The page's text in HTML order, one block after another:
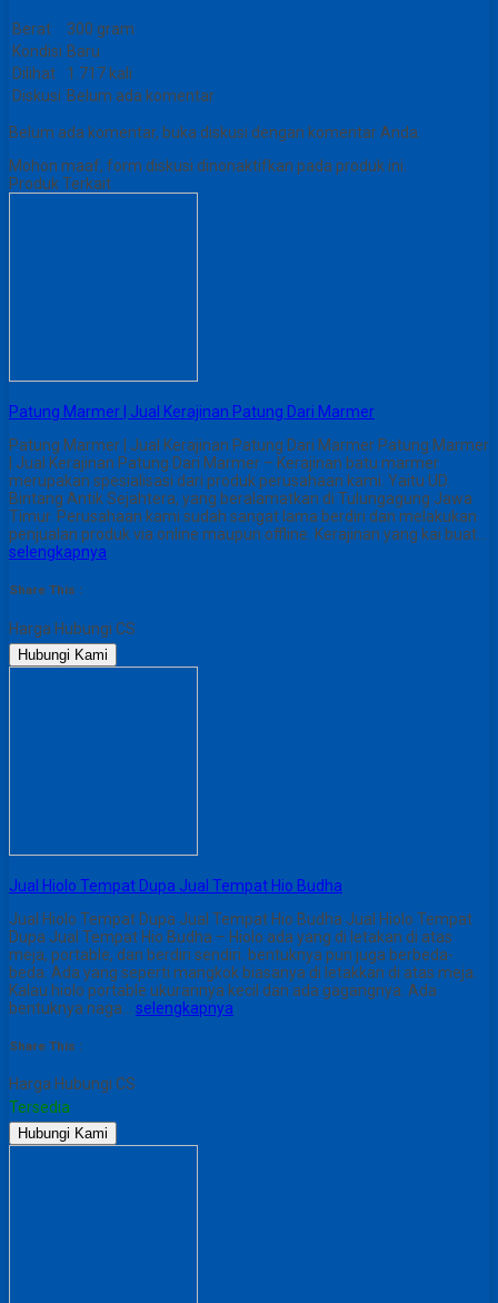
Berat
300 gram
Kondisi Baru
Dilihat
1.717 kali
Diskusi Belum ada komentar
Belum ada komentar, buka diskusi dengan komentar Anda.
Mohon maaf, form diskusi dinonaktifkan pada produk ini.
Produk Terkait
Patung Marmer | Jual Kerajinan Patung Dari Marmer
Patung Marmer | Jual Kerajinan Patung Dari Marmer Patung Marmer
| Jual Kerajinan Patung Dari Marmer – Kerajinan batu marmer
merupakan spesialisasi dari produk perusahaan kami. Yaitu UD.
Bintang Antik Sejahtera, yang beralamatkan di Tulungagung Jawa
Timur. Perusahaan kami sudah sangat lama berdiri dan melakukan
penjualan produk via online maupun offline. Kerajinan yang kai buat…
selengkapnya
Share This :
Harga Hubungi CS
Hubungi Kami
Jual Hiolo Tempat Dupa Jual Tempat Hio Budha
Jual Hiolo Tempat Dupa Jual Tempat Hio Budha Jual Hiolo Tempat
Dupa Jual Tempat Hio Budha – Hiolo ada yang di letakan di atas
meja, portable, dan berdiri sendiri. bentuknya pun juga berbeda-
beda. Ada yang seperti mangkok biasanya di letakkan di atas meja.
Kalau hiolo portable ukurannya kecil dan ada gagangnya. Ada
bentuknya naga… selengkapnya
Share This :
Harga Hubungi CS
Tersedia
Hubungi Kami